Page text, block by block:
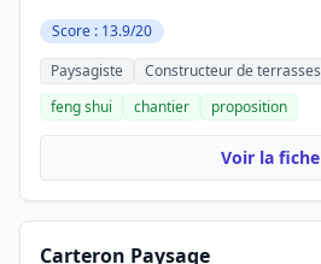
Score : 13.9/20
Paysagiste
Constructeur de terrasses
feng shui
chantier proposition
Voir la fiche
Carteron Paysage